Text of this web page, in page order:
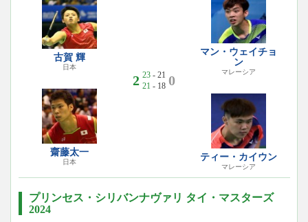
古賀 輝
日本
齋藤太一
日本
2 23- 21
21 - 18 0
マン・ウェイチョ
ン
マレーシア
ティー・カイウン
マレーシア
プリンセス・シリバンナヴァリ タイ・マスターズ
2024